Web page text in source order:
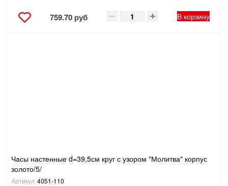
759.70 руб В корзину
Часы настенные d=39,5см круг с узором "Молитва" корпус
золото/5/
Артикул 4051-110